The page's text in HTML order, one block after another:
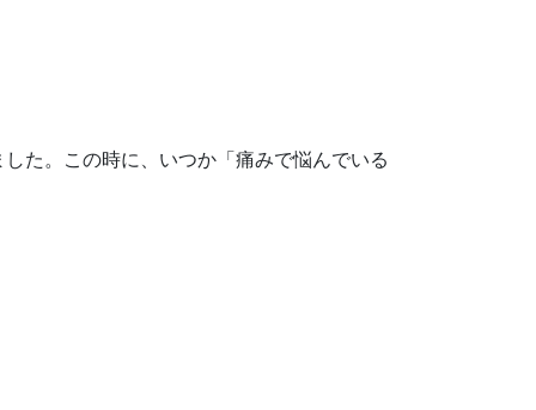
た。この時に、いつか「痛みで悩んでいる